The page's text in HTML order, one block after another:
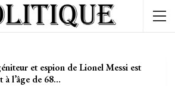
et espion de Lionel Messi est
à l’âge de 68…